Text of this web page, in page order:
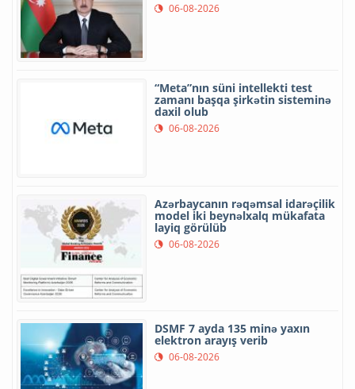
06-08-2026
“Meta”nın süni intellekti test
zamanı başqa şirkətin sisteminə
daxil olub
06-08-2026
Azərbaycanın rəqəmsal idarəçilik
model iki beynəlxalq mükafata
layiq görülüb
06-08-2026
DSMF 7 ayda 135 minə yaxın
elektron arayış verib
06-08-2026